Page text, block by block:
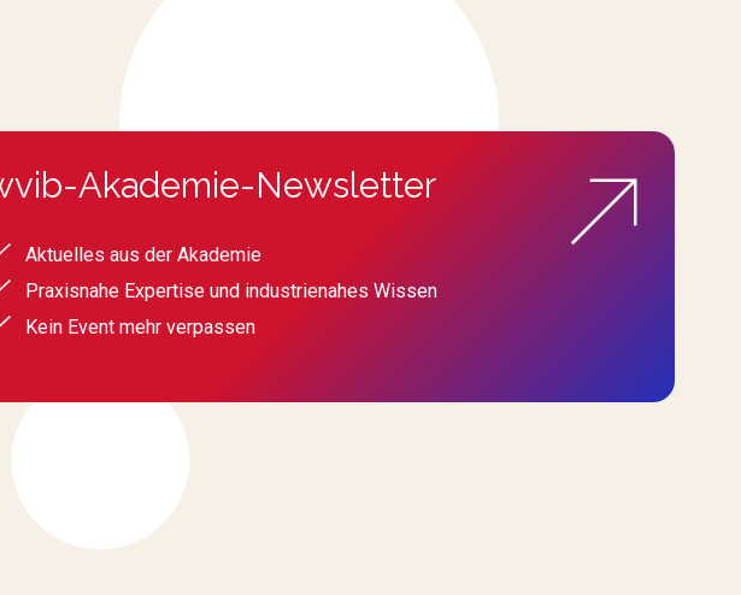
Akademie-Newsletter
Aktuelles aus der Akademie
Praxisnahe Expertise und industrienahes Wissen
Kein Event mehr verpassen